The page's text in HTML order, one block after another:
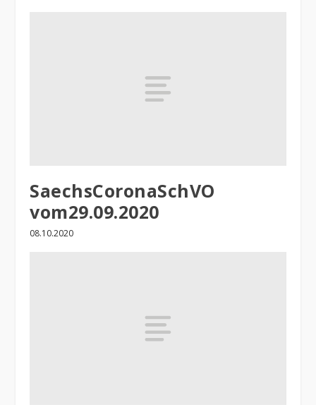
SaechsCoronaSchVO
vom29.09.2020
08.10.2020